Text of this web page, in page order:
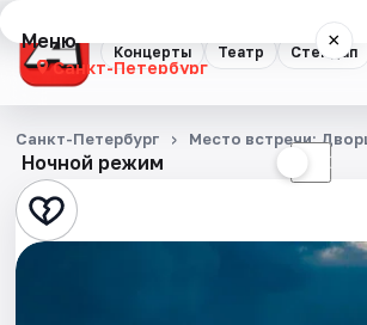
Концерты Театр Стендап
Меню ×
Санкт-Петербург
Концерты
Театр
Стендап
Ночной режим ☾
Санкт-Петербург Место встречи: